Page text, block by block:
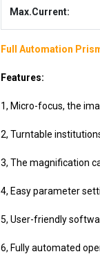
Max.Current:
Full Automation
Features:
1, Micro-focus, the
2, Turntable
3, The magnification
4, Easy parameter
5, User-friendly
6, Fully automated